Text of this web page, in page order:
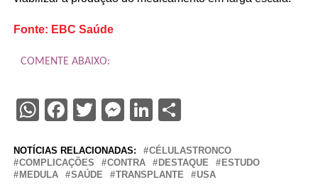
Fonte: EBC Saúde
COMENTE ABAIXO:
WhatsApp
Facebook
Twitter
Messenger
LinkedIn
Share
NOTÍCIAS RELACIONADAS:
CÉLULASTRONCO
COMPLICAÇÕES
CONTRA DESTAQUE
ESTUDO
MEDULA
SAÚDE TRANSPLANTE USA